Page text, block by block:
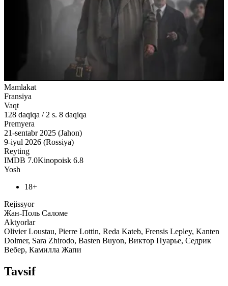
Mamlakat
Fransiya
Vaqt
128 daqiqa /2 s. 8 daqiqa
Premyera
21-sentabr 2025 (Jahon)
9-iyul 2026 (Rossiya)
Reyting
IMDB 7.0Kinopoisk 6.8
Yosh
18+
Rejissyor
Жан-Поль Саломе
Aktyorlar
Olivier Loustau, Pierre Lottin, Reda Kateb, Frensis Lepley, Kanten
Dolmer, Sara Zhirodo, Basten Buyon, Виктор Пуарье, Седрик
Вебер, Камилла Жапи
Tavsif